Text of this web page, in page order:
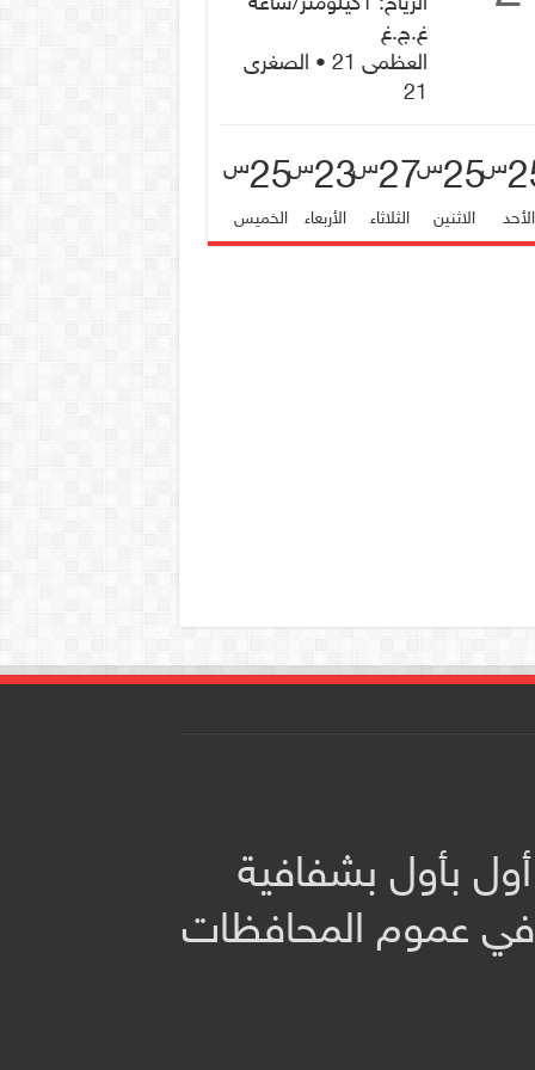
غ.ج.غ
العظمى 21 • الصغرى
21
س
الأحد
25س
الاثنين
27س
الثلاثاء
23س
الأربعاء
25س
الخميس
بأول بشفافية
في عموم المحافظات